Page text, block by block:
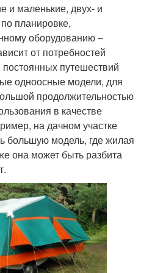
маленькие, двух- и
планировке,
оборудованию –
от потребностей
путешествий
одноосные модели, для
продолжительностью
в качестве
на дачном участке
большую модель, где жилая
она может быть разбита